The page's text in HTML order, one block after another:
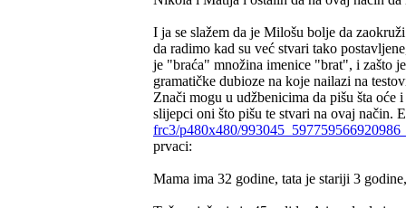
I ja se slažem da je Milošu bolje da
da radimo kad su već stvari tako
je "braća" množina imenice "brat", i zašto
gramatičke dubioze na koje nailazi na
Znači mogu u udžbenicima da pišu šta oće
slijepci oni što pišu te stvari na ovaj način.
frc3/p480x480/
prvaci:
Mama ima 32 godine, tata je stariji 3